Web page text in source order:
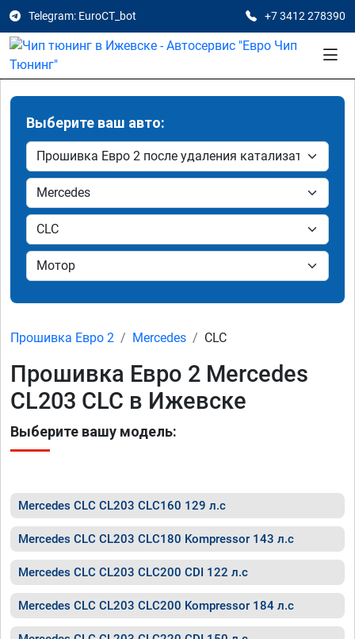
Telegram: EuroCT_bot +7 3412 278390
Выберите ваш авто:
Прошивка Евро 2 Mercedes CLC
Прошивка Евро 2 Mercedes
CL203 CLC в Ижевске
Выберите вашу модель:
Mercedes CLC CL203 CLC160 129 л.с
Mercedes CLC CL203 CLC180 Kompressor 143 л.с
Mercedes CLC CL203 CLC200 CDI 122 л.с
Mercedes CLC CL203 CLC200 Kompressor 184 л.с